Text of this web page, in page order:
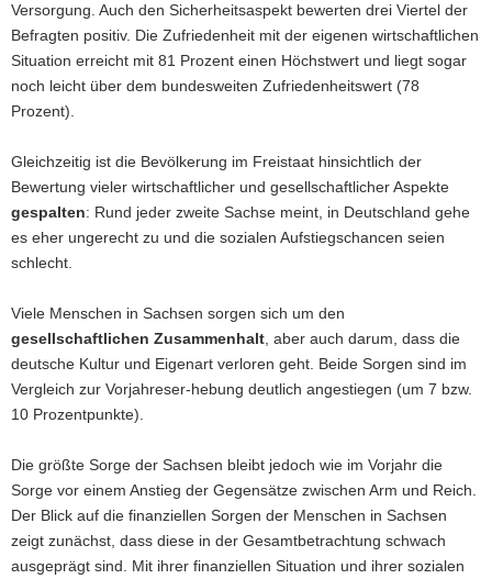
Versorgung. Auch den Sicherheitsaspekt bewerten drei Viertel der
Befragten positiv. Die Zufriedenheit mit der eigenen wirtschaftlichen
Situation erreicht mit 81 Prozent einen Höchstwert und liegt sogar
noch leicht über dem bundesweiten Zufriedenheitswert (78
Prozent).
Gleichzeitig ist die Bevölkerung im Freistaat hinsichtlich der
Bewertung vieler wirtschaftlicher und gesellschaftlicher Aspekte
gespalten: Rund jeder zweite Sachse meint, in Deutschland gehe
es eher ungerecht zu und die sozialen Aufstiegschancen seien
schlecht.
Viele Menschen in Sachsen sorgen sich um den
gesellschaftlichen Zusammenhalt, aber auch darum, dass die
deutsche Kultur und Eigenart verloren geht. Beide Sorgen sind im
Vergleich zur Vorjahreser-hebung deutlich angestiegen (um 7 bzw.
10 Prozentpunkte).
Die größte Sorge der Sachsen bleibt jedoch wie im Vorjahr die
Sorge vor einem Anstieg der Gegensätze zwischen Arm und Reich.
Der Blick auf die finanziellen Sorgen der Menschen in Sachsen
zeigt zunächst, dass diese in der Gesamtbetrachtung schwach
ausgeprägt sind. Mit ihrer finanziellen Situation und ihrer sozialen